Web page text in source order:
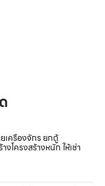
ครื่องจักร ยกตู้
โครงสร้างหนัก ให้เช่า